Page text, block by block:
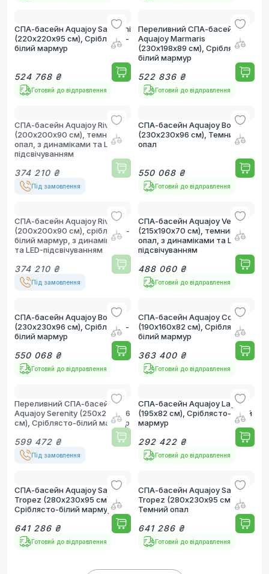
СПА-басейн Aquajoy Santorini
(220х220х95 см), Сріблясто-
білий мармур
524 768 ₴
Готовий до відправлення
Переливний СПА-басейн
Aquajoy Marmaris
(230х198х89 см), Сріблясто-
білий мармур
522 836 ₴
Готовий до відправлення
СПА-басейн Aquajoy Riviera
(200х200х90 см), темний
опал, з динаміками та LED-
підсвічуванням
374 210 ₴
Під замовлення
СПА-басейн Aquajoy Borneo
(230х230х96 см), Темний
опал
550 068 ₴
Готовий до відправлення
СПА-басейн Aquajoy Riviera
(200х200х90 см), сріблясто-
білий мармур, з динаміками
та LED-підсвічуванням
374 210 ₴
Під замовлення
СПА-басейн Aquajoy Venice
(215х190х70 см), темний
опал, з динаміками та LED-
підсвічуванням
488 060 ₴
Готовий до відправлення
СПА-басейн Aquajoy Borneo
(230х230х96 см), Сріблясто-
білий мармур
550 068 ₴
Готовий до відправлення
СПА-басейн Aquajoy Como
(190х160х82 см), Сріблясто-
білий мармур
363 400 ₴
Готовий до відправлення
Переливний СПА-басейн
Aquajoy Serenity (250х230х96
см), Сріблясто-білий мармур
599 472 ₴
Під замовлення
СПА-басейн Aquajoy Lagoon
(195х82 см), Сріблясто-білий
мармур
292 422 ₴
Готовий до відправлення
СПА-басейн Aquajoy Saint-
Tropez (280х230х95 см),
Сріблясто-білий мармур
641 286 ₴
Готовий до відправлення
СПА-басейн Aquajoy Saint-
Tropez (280х230х95 см),
Темний опал
641 286 ₴
Готовий до відправлення